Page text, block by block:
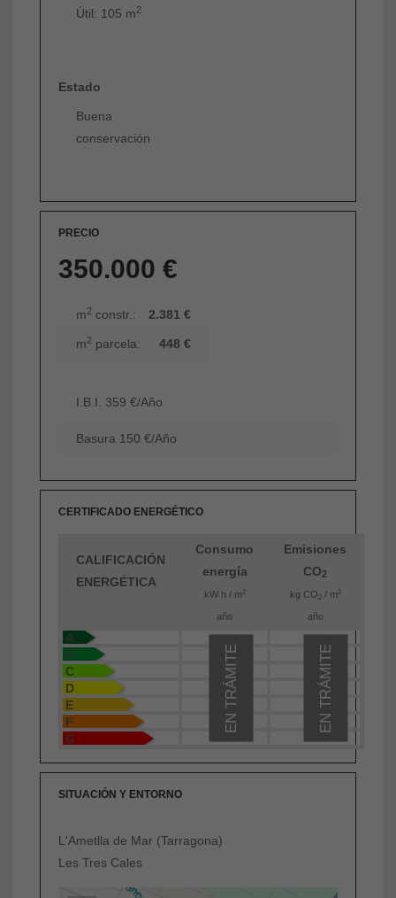
Útil: 105 m2
Estado
Buena
conservación
PRECIO
350.000 €
m2 constr.: 2.381 €
m2 parcela: 448 €
I.B.I. 359 €/Año
Basura 150 €/Año
CERTIFICADO ENERGÉTICO
CALIFICACIÓN
ENERGÉTICA
Consumo
energía
kW h / m2
año
Emisiones
CO2
kg CO 2/ m2
año
A
B
C
D
E
F
G
EN TRÁMITE
EN TRÁMITE
SITUACIÓN Y ENTORNO
L'Ametlla de Mar (Tarragona)
Les Tres Cales